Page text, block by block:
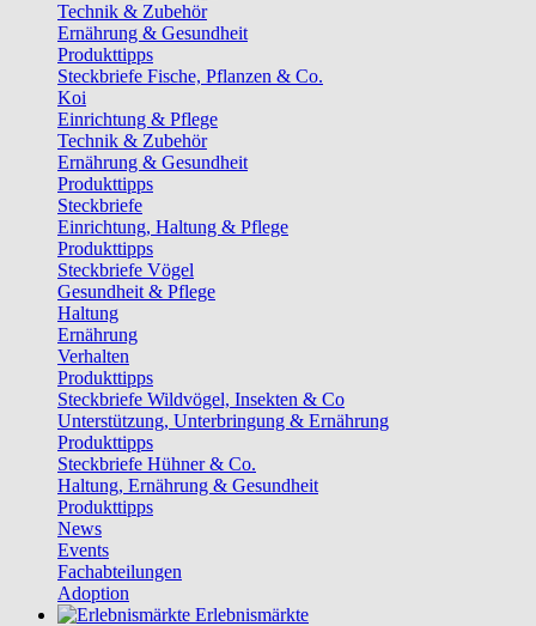
Technik & Zubehör
Ernährung & Gesundheit
Produkttipps
Steckbriefe Fische, Pflanzen & Co.
Koi
Einrichtung & Pflege
Technik & Zubehör
Ernährung & Gesundheit
Produkttipps
Steckbriefe
Einrichtung, Haltung & Pflege
Produkttipps
Steckbriefe Vögel
Gesundheit & Pflege
Haltung
Ernährung
Verhalten
Produkttipps
Steckbriefe Wildvögel, Insekten & Co
Unterstützung, Unterbringung & Ernährung
Produkttipps
Steckbriefe Hühner & Co.
Haltung, Ernährung & Gesundheit
Produkttipps
News
Events
Fachabteilungen
Adoption
Erlebnismärkte